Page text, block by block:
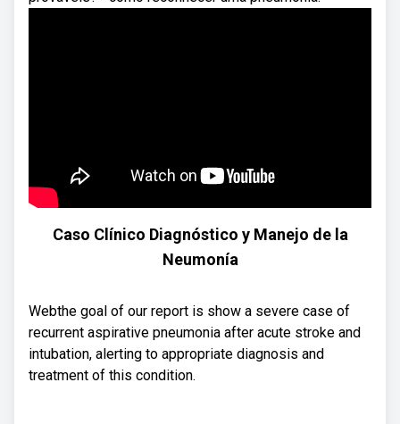
Caso Clínico Diagnóstico y Manejo de la
Neumonía
Webthe goal of our report is show a severe case of
recurrent aspirative pneumonia after acute stroke and
intubation, alerting to appropriate diagnosis and
treatment of this condition.